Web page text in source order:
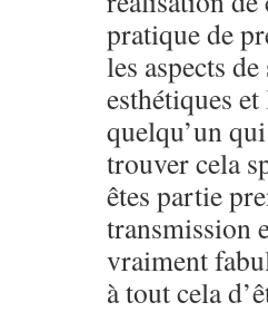
pratique de
les aspects
esthétiques
quelqu’un
trouver cela
êtes partie
transmission
vraiment
à tout cela